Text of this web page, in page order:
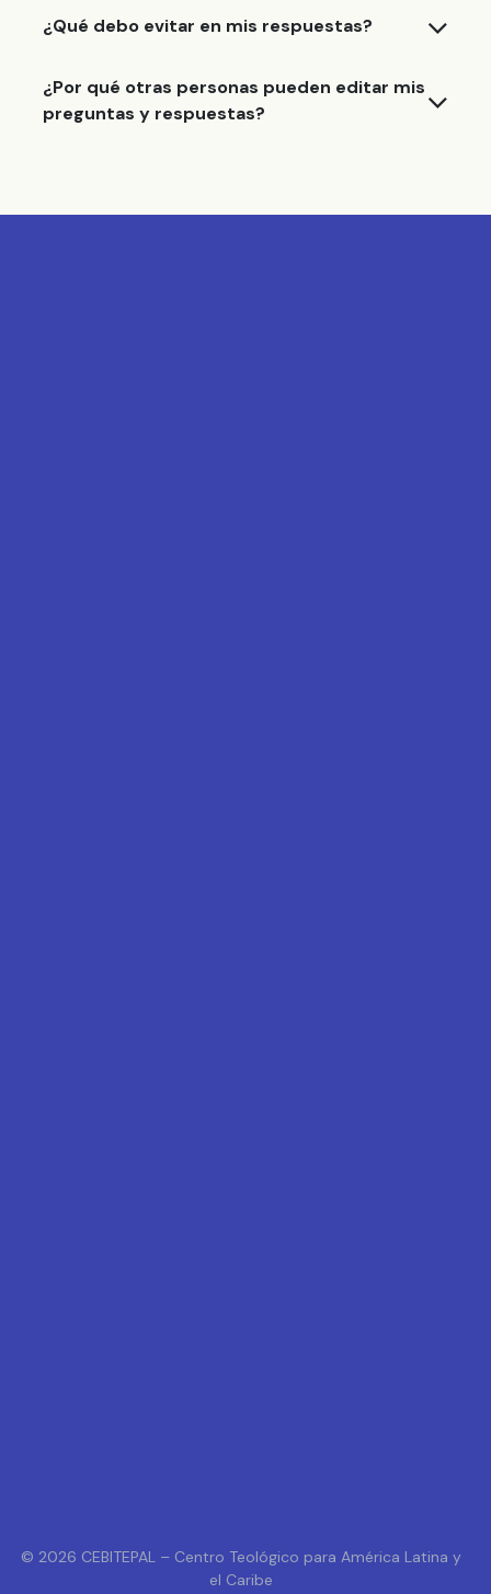
¿Qué debo evitar en mis respuestas?
¿Por qué otras personas pueden editar mis
preguntas y respuestas?
© 2026 CEBITEPAL – Centro Teológico para América Latina y
el Caribe